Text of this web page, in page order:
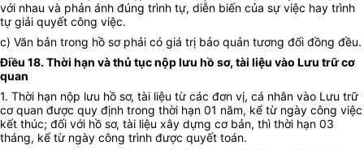
với nhau và phản ánh đúng trình tự, diễn biến của sự việc hay trình
tự giải quyết công việc.
c) Văn bản trong hồ sơ phải có giá trị bảo quản tương đối đồng đều.
Điều 18. Thời hạn và thủ tục nộp lưu hồ sơ, tài liệu vào Lưu trữ cơ
quan
1. Thời hạn nộp lưu hồ sơ, tài liệu từ các đơn vị, cá nhân vào Lưu trữ
cơ quan được quy định trong thời hạn 01 năm, kể từ ngày công việc
kết thúc; đối với hồ sơ, tài liệu xây dựng cơ bản, thì thời hạn 03
tháng, kể từ ngày công trình được quyết toán.